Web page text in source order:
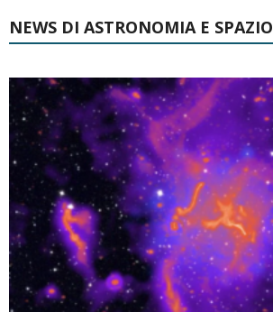
NEWS DI ASTRONOMIA E SPAZIO